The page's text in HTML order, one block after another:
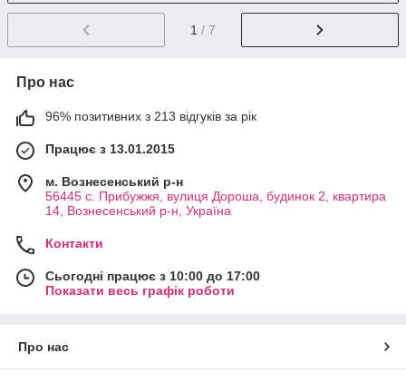
1 / 7
Про нас
96% позитивних з 213 відгуків за рік
Працює з 13.01.2015
м. Вознесенський р-н
56445 с. Прибужжя, вулиця Дороша, будинок 2, квартира
14, Вознесенський р-н, Україна
Контакти
Сьогодні працює з 10:00 до 17:00
Показати весь графік роботи
Про нас